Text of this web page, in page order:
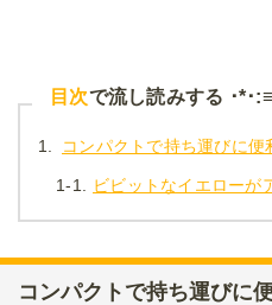
目次で流し読みする ･*･
1. コンパクトで持ち運びに
1-1. ビビットなイエローが
コンパクトで持ち運びに